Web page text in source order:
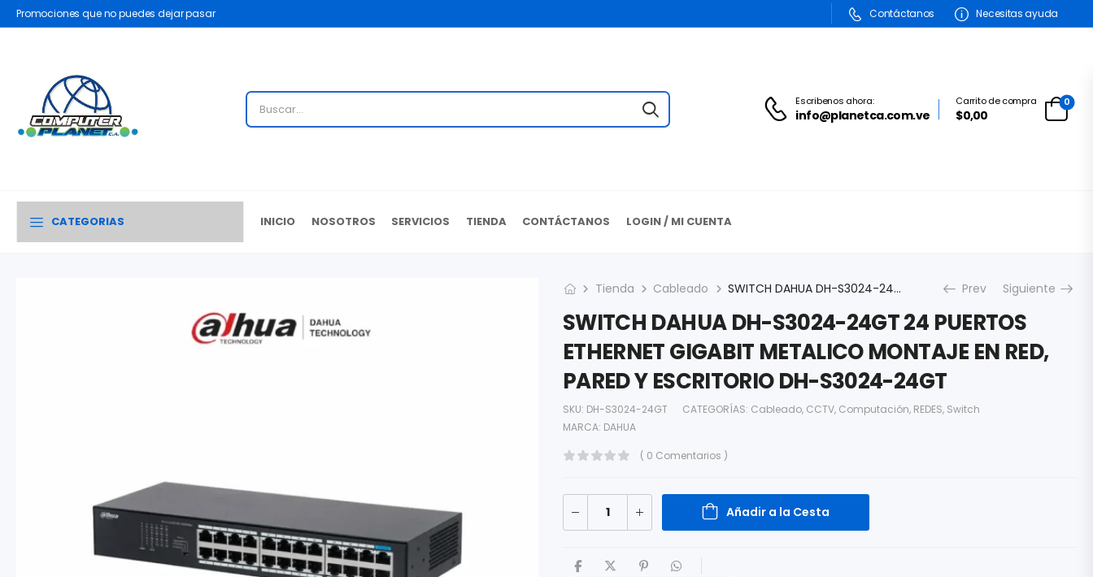
Promociones que no puedes dejar pasar Contáctanos Necesitas ayuda
Escribenos ahora:
info@planetca.com.ve
Carrito de compra
$0,00
0
CATEGORIAS INICIO NOSOTROS SERVICIOS TIENDA CONTÁCTANOS LOGIN / MI CUENTA
Tienda Cableado SWITCH DAHUA DH-S3024-24GT 24 PUERTOS ETHERNET GIGABIT METALICO MONTAJE EN RED, PARED Y ESCRITORIO DH-S3024-24GT Prev Siguiente
SWITCH DAHUA DH-S3024-24GT 24 PUERTOS
ETHERNET GIGABIT METALICO MONTAJE EN RED,
PARED Y ESCRITORIO DH-S3024-24GT
SKU: DH-S3024-24GT CATEGORÍAS: Cableado, CCTV, Computación, REDES, Switch
MARCA: DAHUA
( 0 Comentarios )
Añadir a la Cesta